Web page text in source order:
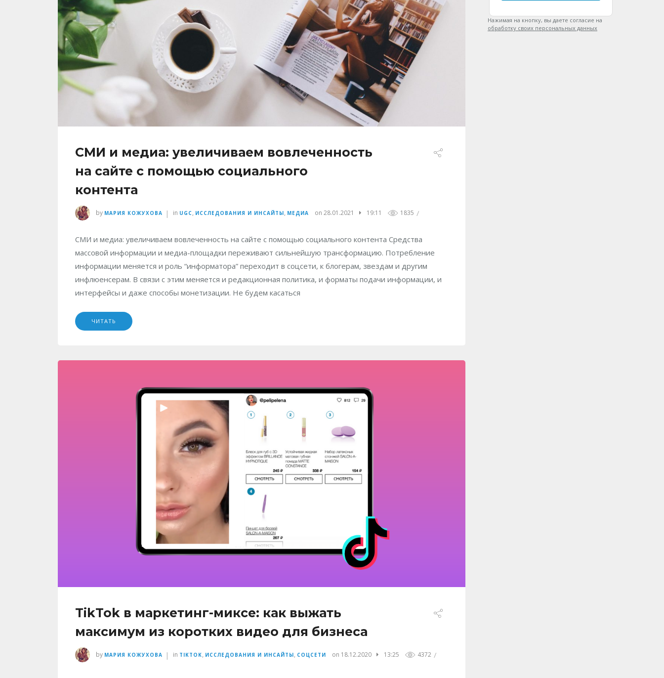
СМИ и медиа: увеличиваем вовлеченность
на сайте с помощью социального
контента
by МАРИЯ КОЖУХОВА | in UGC , ИССЛЕДОВАНИЯ И ИНСАЙТЫ, МЕДИА on 28.01.2021 19:11 1835 /
СМИ и медиа: увеличиваем вовлеченность на сайте с помощью социального контента Средства
массовой информации и медиа-площадки переживают сильнейшую трансформацию. Потребление
информации меняется и роль “информатора” переходит в соцсети, к блогерам, звездам и другим
инфлюенсерам. В связи с этим меняется и редакционная политика, и форматы подачи информации, и
интерфейсы и даже способы монетизации. Не будем касаться
ЧИТАТЬ
TikTok в маркетинг-миксе: как выжать
максимум из коротких видео для бизнеса
by МАРИЯ КОЖУХОВА | in TIKTOK, ИССЛЕДОВАНИЯ И ИНСАЙТЫ, СОЦСЕТИ on 18.12.2020 13:25 4372 /
Нажимая на кнопку, вы даете согласие на
обработку своих персональных данных